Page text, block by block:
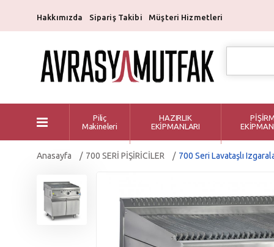
Hakkımızda Sipariş Takibi Müşteri Hizmetleri
Piliç
Makineleri
HAZIRLIK
EKİPMANLARI
Anasayfa 700 SERİ PİŞİRİCİLER 700 Seri Lavataşlı